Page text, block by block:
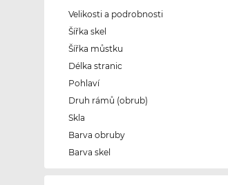
Velikosti a podrobnosti
Šířka skel
Šířka můstku
Délka stranic
Pohlaví
Druh rámů (obrub)
Skla
Barva obruby
Barva skel